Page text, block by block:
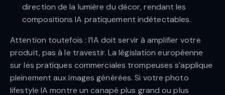
direction de la lumière du décor, rendant les
compositions IA pratiquement indétectables.
Attention toutefois : l’IA doit servir à amplifier votre
produit, pas à le travestir. La législation européenne
sur les pratiques commerciales trompeuses s’applique
pleinement aux images générées. Si votre photo
lifestyle IA montre un canapé plus grand ou plus